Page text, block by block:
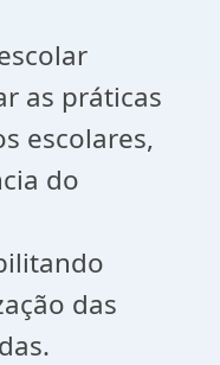
as práticas
escolares,
do
das